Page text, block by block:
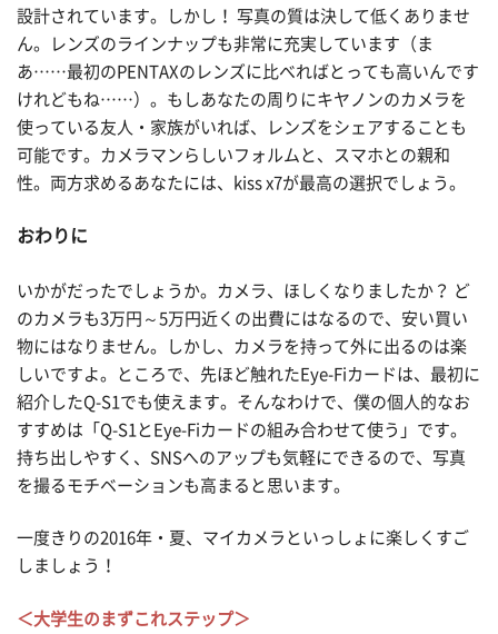
設計されています。しかし！ 写真の質は決して低くありませ
ん。レンズのラインナップも非常に充実しています（ま
あ……最初のPENTAXのレンズに比べればとっても高いんです
けれどもね……）。もしあなたの周りにキヤノンのカメラを
使っている友人・家族がいれば、レンズをシェアすることも
可能です。カメラマンらしいフォルムと、スマホとの親和
性。両方求めるあなたには、kiss x7が最高の選択でしょう。
おわりに
いかがだったでしょうか。カメラ、ほしくなりましたか？ ど
のカメラも3万円～5万円近くの出費にはなるので、安い買い
物にはなりません。しかし、カメラを持って外に出るのは楽
しいですよ。ところで、先ほど触れたEye-Fiカードは、最初に
紹介したQ-S1でも使えます。そんなわけで、僕の個人的なお
すすめは「Q-S1とEye-Fiカードの組み合わせて使う」です。
持ち出しやすく、SNSへのアップも気軽にできるので、写真
を撮るモチベーションも高まると思います。
一度きりの2016年・夏、マイカメラといっしょに楽しくすご
しましょう！
＜大学生のまずこれステップ＞